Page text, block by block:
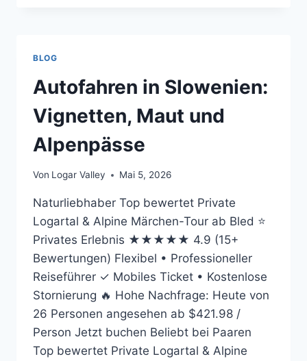
BLOG
Autofahren in Slowenien:
Vignetten, Maut und
Alpenpässe
Von Logar Valley Mai 5, 2026
Naturliebhaber Top bewertet Private
Logartal & Alpine Märchen-Tour ab Bled ⭐
Privates Erlebnis ★★★★★ 4.9 (15+
Bewertungen) Flexibel • Professioneller
Reiseführer ✓ Mobiles Ticket • Kostenlose
Stornierung 🔥 Hohe Nachfrage: Heute von
26 Personen angesehen ab $421.98 /
Person Jetzt buchen Beliebt bei Paaren
Top bewertet Private Logartal & Alpine